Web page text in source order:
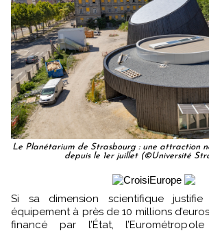
Le Planétarium de Strasbourg : une attraction
depuis le 1er juillet (©Université
Si sa dimension scientifique justifie que ce nouvel
équipement à près de 10 millions
financé par l’État,